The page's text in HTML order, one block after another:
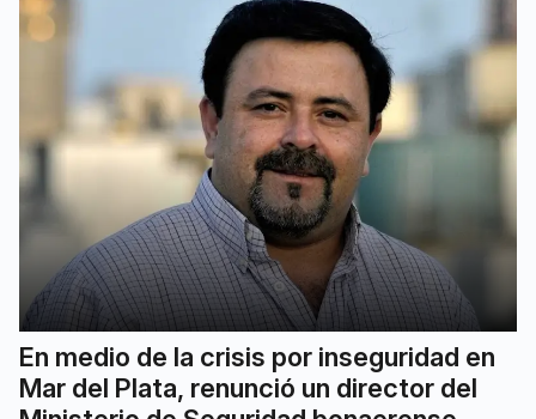
En medio de la crisis por inseguridad en
Mar del Plata, renunció un director del